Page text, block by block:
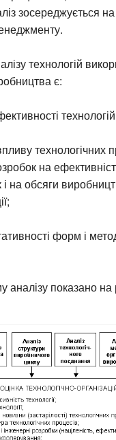
зосереджується на
технологій
є:
технологічних
на
і на обсяги
форм і
аналізу показано на